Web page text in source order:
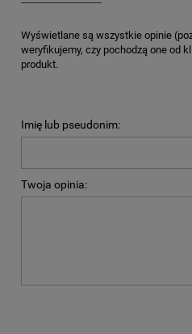
Wyświetlane są wszystkie opinie
weryfikujemy, czy pochodzą one od
produkt.
Imię lub pseudonim:
Twoja opinia: